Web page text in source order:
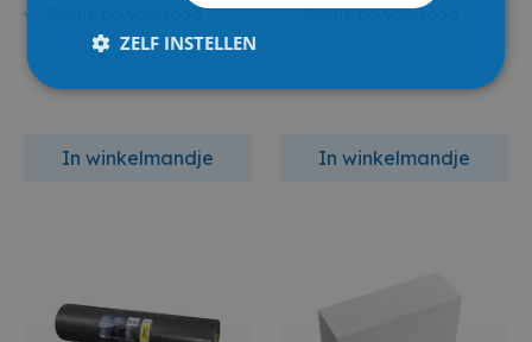
Online op voorraad
In winkelmandje
Online op voorraad
In winkelmandje
ZELF INSTELLEN